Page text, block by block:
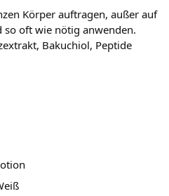
Körper auftragen, außer auf
so oft wie nötig anwenden.
Bakuchiol, Peptide